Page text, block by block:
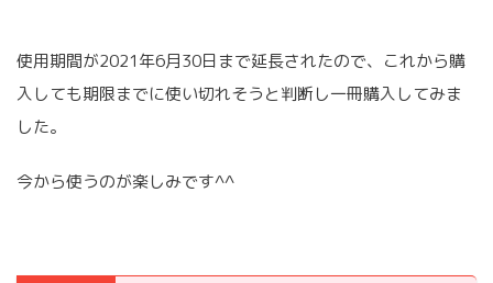
使用期間が2021年6月30日まで延長されたので、これから購
入しても期限までに使い切れそうと判断し一冊購入してみま
した。
今から使うのが楽しみです^^